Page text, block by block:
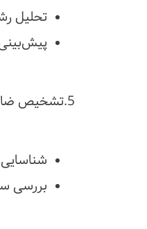
تحلیل
5.تشخیص ضایعات و تومورها
بررسی